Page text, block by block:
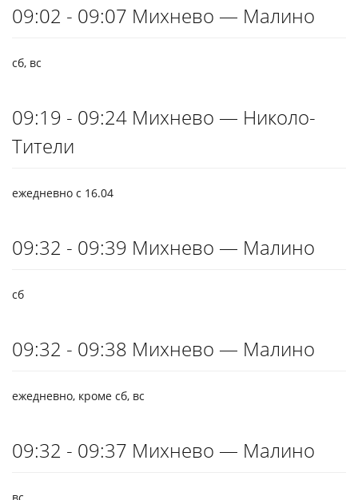
09:02 - 09:07 Михнево — Малино
сб, вс
09:19 - 09:24 Михнево — Николо-
Тители
ежедневно с 16.04
09:32 - 09:39 Михнево — Малино
сб
09:32 - 09:38 Михнево — Малино
ежедневно, кроме сб, вс
09:32 - 09:37 Михнево — Малино